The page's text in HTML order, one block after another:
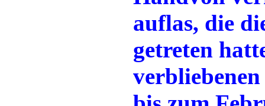
auflas, die
getreten